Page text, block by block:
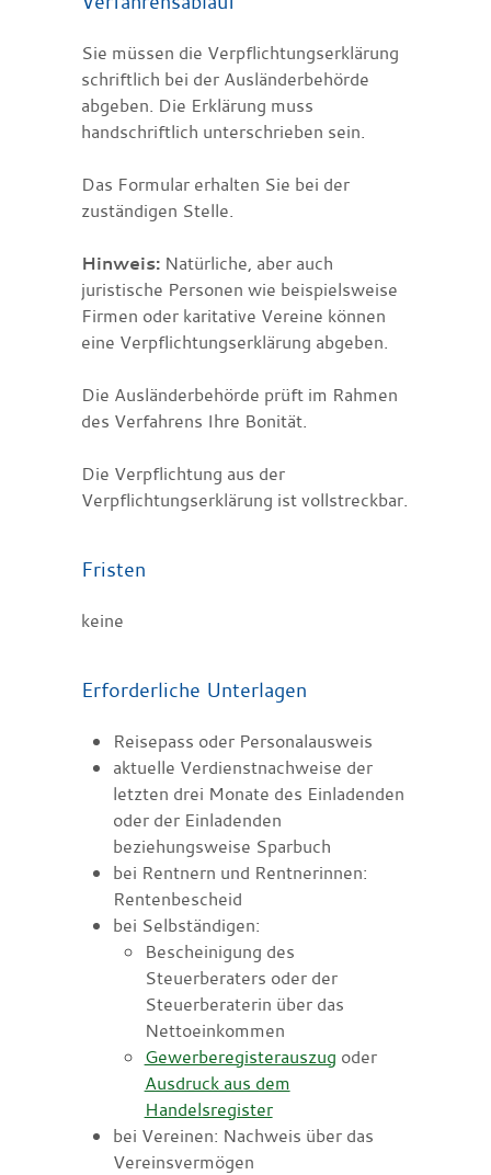
Sie müssen die Verpflichtungserklärung
schriftlich bei der Ausländerbehörde
abgeben. Die Erklärung muss
handschriftlich unterschrieben sein.
Das Formular erhalten Sie bei der
zuständigen Stelle.
Hinweis: Natürliche, aber auch
juristische Personen wie beispielsweise
Firmen oder karitative Vereine können
eine Verpflichtungserklärung abgeben.
Die Ausländerbehörde prüft im Rahmen
des Verfahrens Ihre Bonität.
Die Verpflichtung aus der
Verpflichtungserklärung ist vollstreckbar.
Fristen
keine
Erforderliche Unterlagen
Reisepass oder Personalausweis
aktuelle Verdienstnachweise der
letzten drei Monate des Einladenden
oder der Einladenden
beziehungsweise Sparbuch
bei Rentnern und Rentnerinnen:
Rentenbescheid
bei Selbständigen:
Bescheinigung des
Steuerberaters oder der
Steuerberaterin über das
Nettoeinkommen
Gewerberegisterauszug oder
Ausdruck aus dem
Handelsregister
bei Vereinen: Nachweis über das
Vereinsvermögen